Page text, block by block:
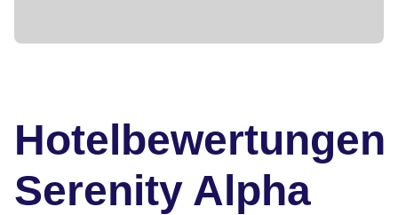
Hotelbewertungen
Serenity Alpha